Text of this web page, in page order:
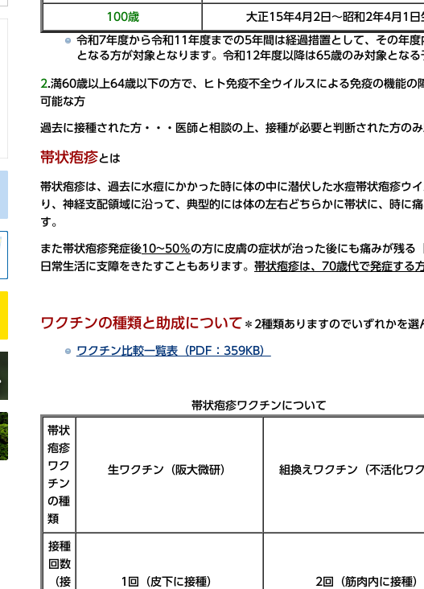
100歳 大正15年4月2日～昭和2年4月1日
令和7年度から令和11年度までの5年間は経過措置として、その年
となる方が対象となります。令和12年度以降は65歳のみ対象となる
2 .満60歳以上64歳以下の方で、ヒト免疫不全ウイルスによる免疫の機能の
可能な方
過去に接種された方・・・医師と相談の上、接種が必要と判断された方のみ
帯状疱疹とは
帯状疱疹は、過去に水痘にかかった時に体の中に潜伏した水痘帯状疱疹ウ
り、神経支配領域に沿って、典型的には体の左右どちらかに帯状に、時に
す。
また帯状疱疹発症後10~50％の方に皮膚の症状が治った後にも痛みが残る「
日常生活に支障をきたすこともあります。 帯状疱疹は、70歳代で発症する
ワクチンの種類と助成について ＊2種類ありますのでいずれかを選
ワクチン比較一覧表（PDF：359KB）
帯状疱疹ワクチンについて
帯状
疱疹
ワク
チン
の種
類
生ワクチン（阪大微研） 組換えワクチン（不活化ワク
接種
回数
（接
1回（皮下に接種） 2回（筋肉内に接種）